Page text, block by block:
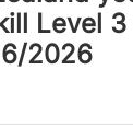
Level 3
2026